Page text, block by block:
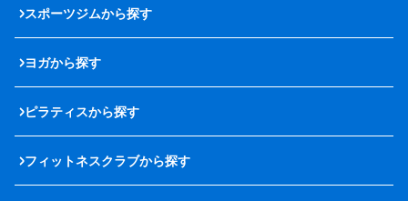
スポーツジムから探す
ヨガから探す
ピラティスから探す
フィットネスクラブから探す